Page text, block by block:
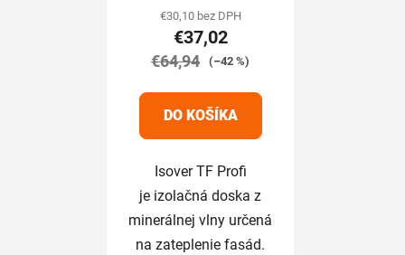
€30,10 bez DPH
€37,02
€64,94 (–42 %)
DO KOŠÍKA
Isover TF Profi
je izolačná doska z
minerálnej vlny určená
na zateplenie fasád.